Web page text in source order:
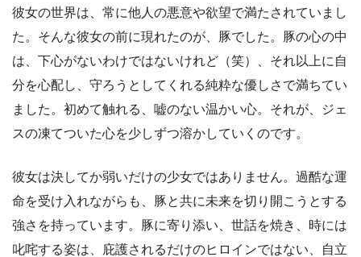
彼女の世界は、常に他人の悪意や欲望で満たされていまし
た。そんな彼女の前に現れたのが、豚でした。豚の心の中
は、下心がないわけではないけれど（笑）、それ以上に自
分を心配し、守ろうとしてくれる純粋な優しさで満ちてい
ました。初めて触れる、嘘のない温かい心。それが、ジェ
スの凍てついた心を少しずつ溶かしていくのです。
彼女は決してか弱いだけの少女ではありません。過酷な運
命を受け入れながらも、豚と共に未来を切り開こうとする
強さを持っています。豚に寄り添い、世話を焼き、時には
叱咤する姿は、庇護されるだけのヒロインではない、自立